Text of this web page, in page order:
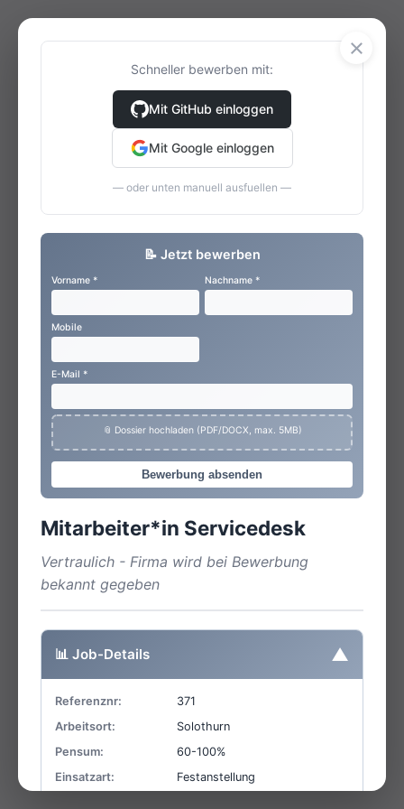
×
Schneller bewerben mit:
Mit GitHub einloggen
Mit Google einloggen
— oder unten manuell ausfuellen —
📝 Jetzt bewerben
Vorname * Nachname *
Mobile
E-Mail *
📎 Dossier hochladen (PDF/DOCX, max. 5MB)
Bewerbung absenden
Mitarbeiter*in Servicedesk
Vertraulich - Firma wird bei Bewerbung
bekannt gegeben
📊 Job-Details ▼
Referenznr:
371
Arbeitsort:
Solothurn
Pensum:
60-100%
Einsatzart:
Festanstellung